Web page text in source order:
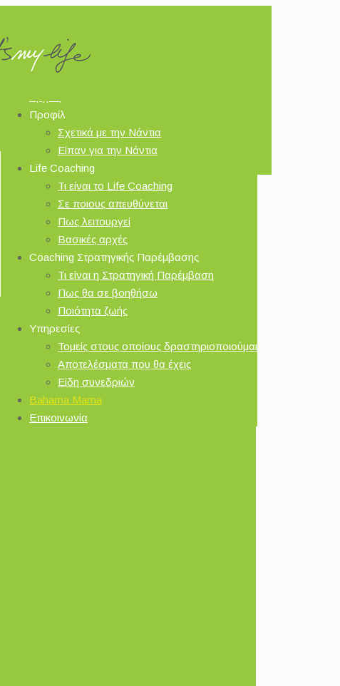
Προφίλ
Σχετικά με την Νάντια
Είπαν για την Νάντια
Life Coaching
Τι είναι το Life Coaching
Σε ποιους απευθύνεται
Πως λειτουργεί
Βασικές αρχές
Coaching Στρατηγικής Παρέμβασης
Τι είναι η Στρατηγική Παρέμβαση
Πως θα σε βοηθήσω
Ποιότητα ζωής
Υπηρεσίες
Τομείς στους οποίους δραστηριοποιούμαι
Αποτελέσματα που θα έχεις
Είδη συνεδριών
Bahama Mama
Επικοινωνία